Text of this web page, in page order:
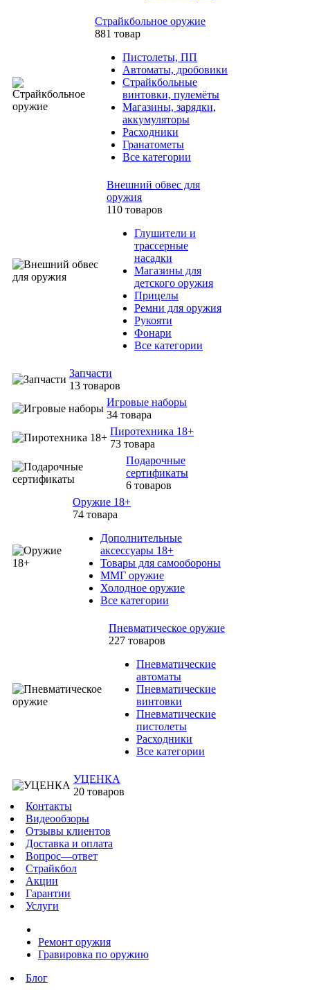
Страйкбольное оружие
881 товар
Пистолеты, ПП
Автоматы, дробовики
Страйкбольные
винтовки, пулемёты
Магазины, зарядки,
аккумуляторы
Расходники
Гранатометы
Все категории
Внешний обвес для
оружия
110 товаров
Глушители и
трассерные
насадки
Магазины для
детского оружия
Прицелы
Ремни для оружия
Рукояти
Фонари
Все категории
Запчасти
13 товаров
Игровые наборы
34 товара
Пиротехника 18+
73 товара
Подарочные
сертификаты
6 товаров
Оружие 18+
74 товара
Дополнительные
аксессуары 18+
Товары для самообороны
ММГ оружие
Холодное оружие
Все категории
Пневматическое оружие
227 товаров
Пневматические
автоматы
Пневматические
винтовки
Пневматические
пистолеты
Расходники
Все категории
УЦЕНКА
20 товаров
Контакты
Видеообзоры
Отзывы клиентов
Доставка и оплата
Вопрос—ответ
Страйкбол
Акции
Гарантии
Услуги
Ремонт оружия
Гравировка по оружию
Блог